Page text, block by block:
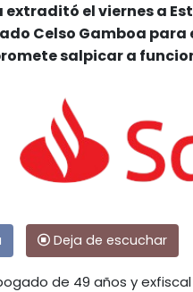
extraditó el viernes a
Celso Gamboa
salpicar a
Deja de escuchar
de 49 años y